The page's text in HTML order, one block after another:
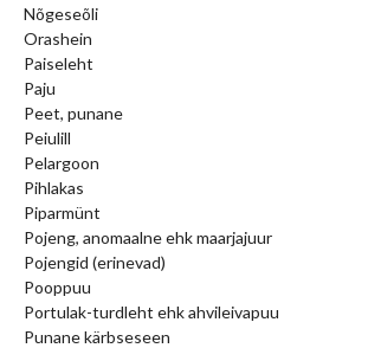
Nõgeseõli
Orashein
Paiseleht
Paju
Peet, punane
Peiulill
Pelargoon
Pihlakas
Piparmünt
Pojeng, anomaalne ehk maarjajuur
Pojengid (erinevad)
Pooppuu
Portulak-turdleht ehk ahvileivapuu
Punane kärbseseen